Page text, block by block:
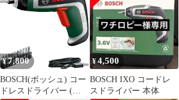
¥7,800
BOSCH(ボッシュ) コー
ドレスドライバー (本
¥4,500
BOSCH IXO コードレ
スドライバー 本体